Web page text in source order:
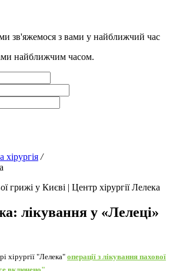
зв'яжемося з вами у найближчий час
найближчим часом.
хірургія /
лікування у «Лелеці»
хірургії "Лелека" операції з лікування пахової